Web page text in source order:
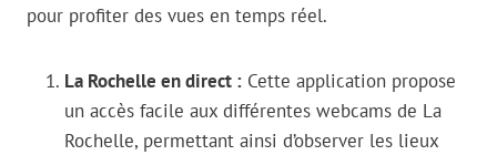
pour profiter des vues en temps réel.
La Rochelle en direct : Cette application propose
un accès facile aux différentes webcams de La
Rochelle, permettant ainsi d’observer les lieux